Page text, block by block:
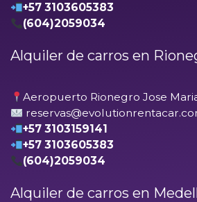
+57 3103605383
(604)2059034
Alquiler de carros en
Aeropuerto Rionegro Jose
+57 3103159141
+57 3103605383
(604)2059034
Alquiler de carros en